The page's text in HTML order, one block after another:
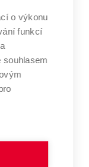
o výkonu
funkcí
souhlasem